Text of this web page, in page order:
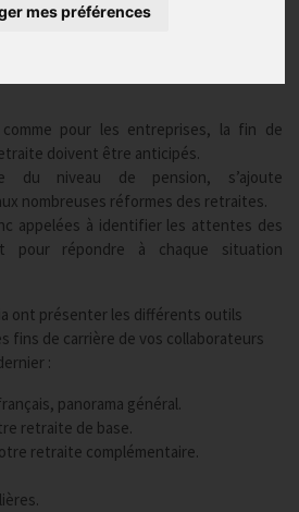
mes préférences
pour les entreprises, la fin de
doivent être anticipés.
du niveau de pension, s’ajoute
nombreuses réformes des retraites.
appelées à identifier les attentes des
pour répondre à chaque situation
ont présenter les différents outils
fins de carrière de vos collaborateurs
:
panorama général.
retraite de base.
retraite complémentaire.